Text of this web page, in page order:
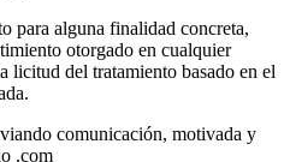
para alguna finalidad concreta,
otorgado en cualquier
licitud del tratamiento basado en el
comunicación, motivada y
.com